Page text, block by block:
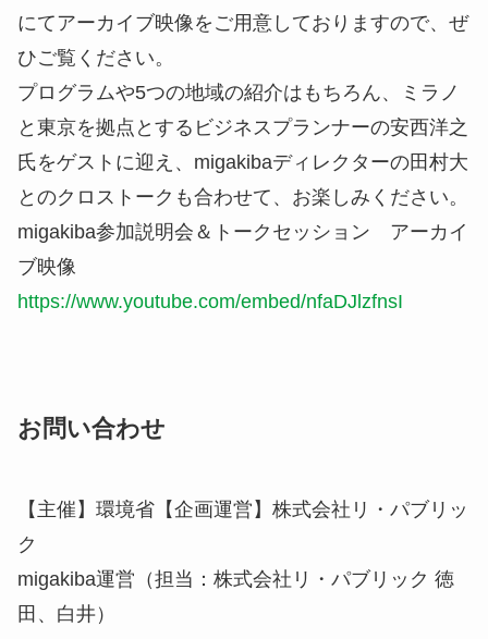
にてアーカイブ映像をご用意しておりますので、ぜ
ひご覧ください。
プログラムや5つの地域の紹介はもちろん、ミラノ
と東京を拠点とするビジネスプランナーの安西洋之
氏をゲストに迎え、migakibaディレクターの田村大
とのクロストークも合わせて、お楽しみください。
migakiba参加説明会＆トークセッション アーカイ
ブ映像
https://www.youtube.com/embed/nfaDJlzfnsI
お問い合わせ
【主催】環境省【企画運営】株式会社リ・パブリッ
ク
migakiba運営（担当：株式会社リ・パブリック 徳
田、白井）